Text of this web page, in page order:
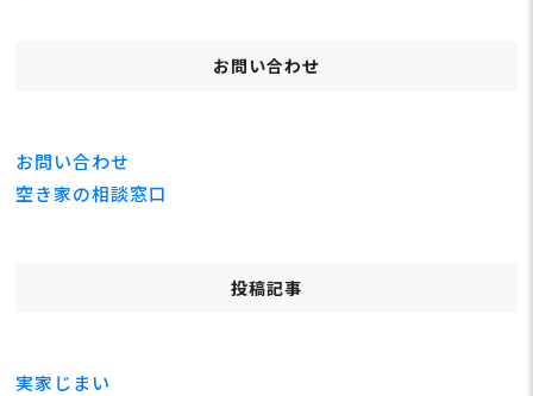
お問い合わせ
お問い合わせ
空き家の相談窓口
投稿記事
実家じまい